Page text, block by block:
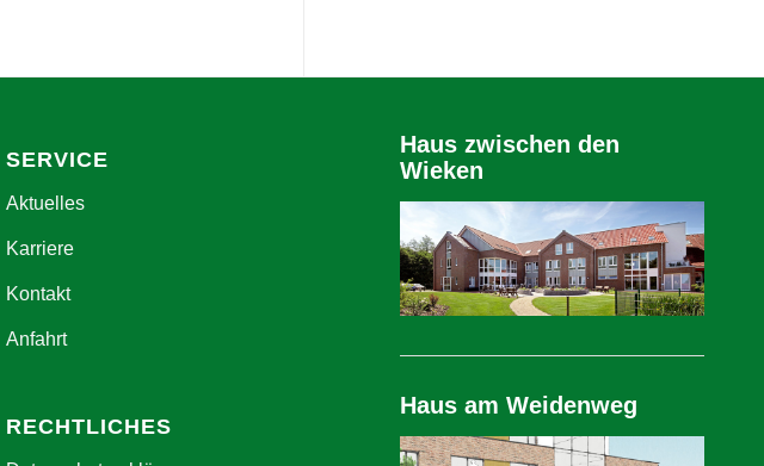
SERVICE
Aktuelles
Karriere
Kontakt
Anfahrt
RECHTLICHES
Haus zwischen den
Wieken
Haus am Weidenweg